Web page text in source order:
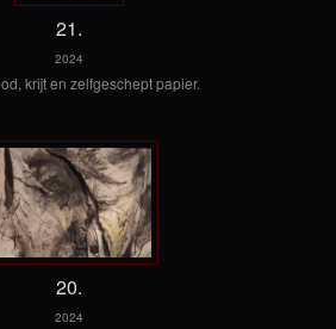
21.
2024
krijt en zelfgeschept papier.
20.
2024